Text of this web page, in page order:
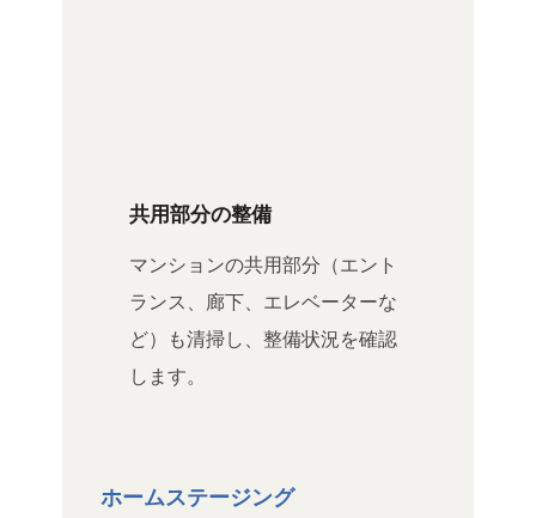
共用部分の整備
マンションの共用部分（エント
ランス、廊下、エレベーターな
ど）も清掃し、整備状況を確認
します。
ホームステージング